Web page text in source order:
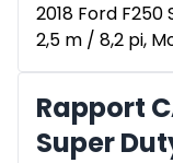
2018 Ford
2,5 m / 8,2 pi,
Rapport
Super